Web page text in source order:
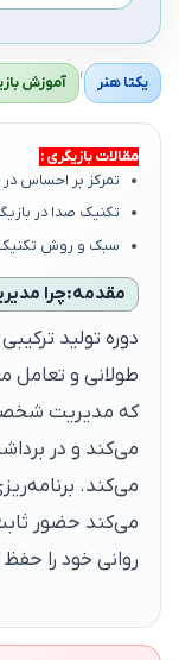
یکتا هنر › آموزش
مقالات بازیگری :
تمرکز بر احساس در
تکنیک صدا در
سبک و روش تکنیک
مقدمه:چرا
دوره تولید
طولانی و تعامل
که مدیریت شخصی
می‌کند و در
می‌کند.
می‌کند حضور
روانی خود را